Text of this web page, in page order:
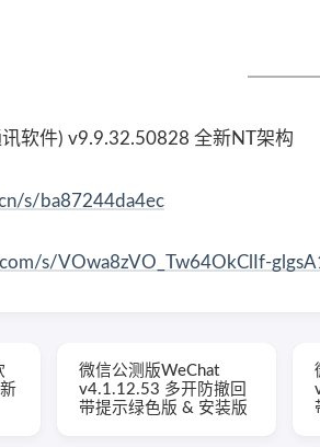
软件) v9.9.32.50828 全新NT架构
s/ba87244da4ec
s/VOwa8zVO_Tw64OkClIf-
微信公测版WeChat
v4.1.12.53 多开防撤回
带提示绿色版 & 安装版